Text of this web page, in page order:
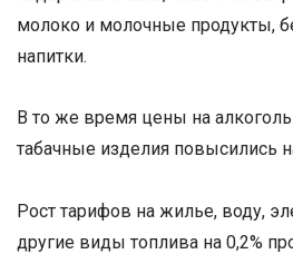
молоко и молочные продукты,
напитки.
В то же время цены на
табачные изделия повысились
Рост тарифов на жилье, воду,
другие виды топлива на 0,2%